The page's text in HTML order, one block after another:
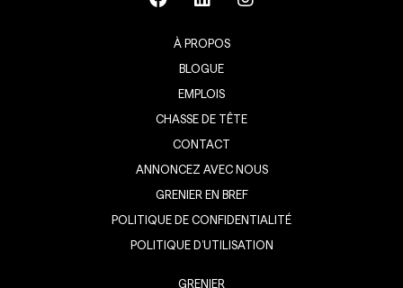
À PROPOS
BLOGUE
EMPLOIS
CHASSE DE TÊTE
CONTACT
ANNONCEZ AVEC NOUS
GRENIER EN BREF
POLITIQUE DE CONFIDENTIALITÉ
POLITIQUE D’UTILISATION
GRENIER